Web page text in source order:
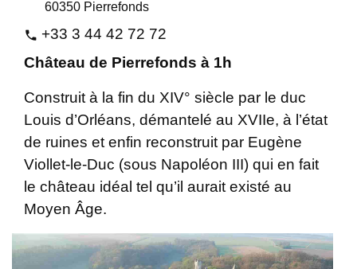
60350 Pierrefonds
phone +33 3 44 42 72 72
Château de Pierrefonds à 1h
Construit à la fin du XIV° siècle par le duc
Louis d’Orléans, démantelé au XVIIe, à l’état
de ruines et enfin reconstruit par Eugène
Viollet-le-Duc (sous Napoléon III) qui en fait
le château idéal tel qu’il aurait existé au
Moyen Âge.